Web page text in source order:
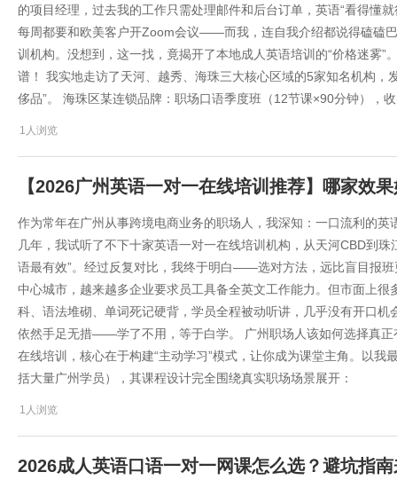
的项目经理，过去我的工作只需处理邮件和后台订单，英语“看得懂
每周都要和欧美客户开Zoom会议——而我，连自我介绍都说得磕磕
训机构。没想到，这一找，竟揭开了本地成人英语培训的“价格迷雾
谱！ 我实地走访了天河、越秀、海珠三大核心区域的5家知名机构，
侈品”。 海珠区某连锁品牌：职场口语季度班（12节课×90分钟），
1人浏览
【2026广州英语一对一在线培训推荐】哪家效
作为常年在广州从事跨境电商业务的职场人，我深知：一口流利的
几年，我试听了不下十家英语一对一在线培训机构，从天河CBD到
语最有效”。经过反复对比，我终于明白——选对方法，远比盲目报
中心城市，越来越多企业要求员工具备全英文工作能力。但市面上很
科、语法堆砌、单词死记硬背，学员全程被动听讲，几乎没有开口机
依然手足无措——学了不用，等于白学。 广州职场人该如何选择真
在线培训，核心在于构建“主动学习”模式，让你成为课堂主角。以
括大量广州学员），其课程设计完全围绕真实职场场景展开：
1人浏览
2026成人英语口语一对一网课怎么选？避坑指